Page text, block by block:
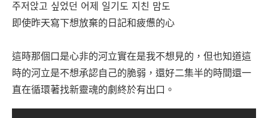
주저앉고 싶었던 어제 일기도 지친 맘도
即使昨天寫下想放棄的日記和疲憊的心
這時那個口是心非的河立實在是我不想見的，但也知道這
時的河立是不想承認自己的脆弱，還好二集半的時間還一
直在循環著找新靈魂的劇終於有出口。